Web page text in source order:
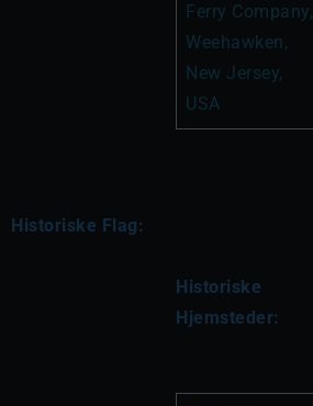
Ferry Company,
Weehawken,
New Jersey,
USA
Historiske Flag:
Historiske
Hjemsteder: